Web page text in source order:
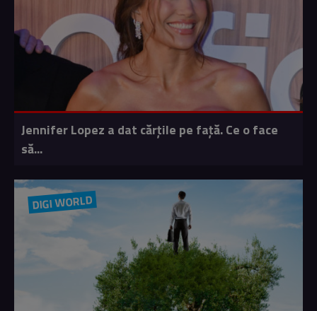
Jennifer Lopez a dat cărțile pe față. Ce o face
să...
DIGI WORLD